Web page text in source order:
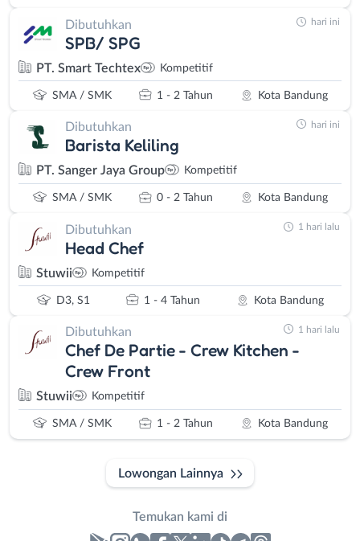
Dibutuhkan
SPB/ SPG
PT. Smart Techtex Kompetitif
SMA / SMK 1 - 2 Tahun Kota Bandung
hari ini
Dibutuhkan
Barista Keliling
PT. Sanger Jaya Group Kompetitif
SMA / SMK 0 - 2 Tahun Kota Bandung
hari ini
Dibutuhkan
Head Chef
Stuwii Kompetitif
D3, S1 1 - 4 Tahun Kota Bandung
1 hari lalu
Dibutuhkan
Chef De Partie - Crew Kitchen -
Crew Front
Stuwii Kompetitif
SMA / SMK 1 - 2 Tahun Kota Bandung
1 hari lalu
Lowongan Lainnya
Temukan kami di